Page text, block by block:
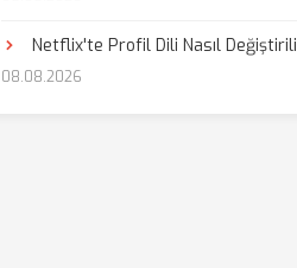
Netflix'te Profil Dili Nasıl
08.08.2026